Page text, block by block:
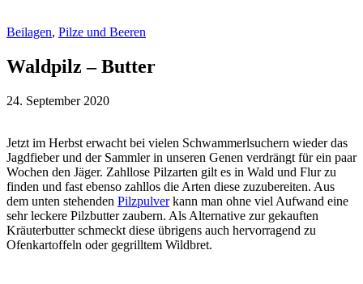
Beilagen, Pilze und Beeren
Waldpilz – Butter
24. September 2020
Jetzt im Herbst erwacht bei vielen Schwammerlsuchern wieder das
Jagdfieber und der Sammler in unseren Genen verdrängt für ein paar
Wochen den Jäger. Zahllose Pilzarten gilt es in Wald und Flur zu
finden und fast ebenso zahllos die Arten diese zuzubereiten. Aus
dem unten stehenden Pilzpulverkann man ohne viel Aufwand eine
sehr leckere Pilzbutter zaubern. Als Alternative zur gekauften
Kräuterbutter schmeckt diese übrigens auch hervorragend zu
Ofenkartoffeln oder gegrilltem Wildbret.